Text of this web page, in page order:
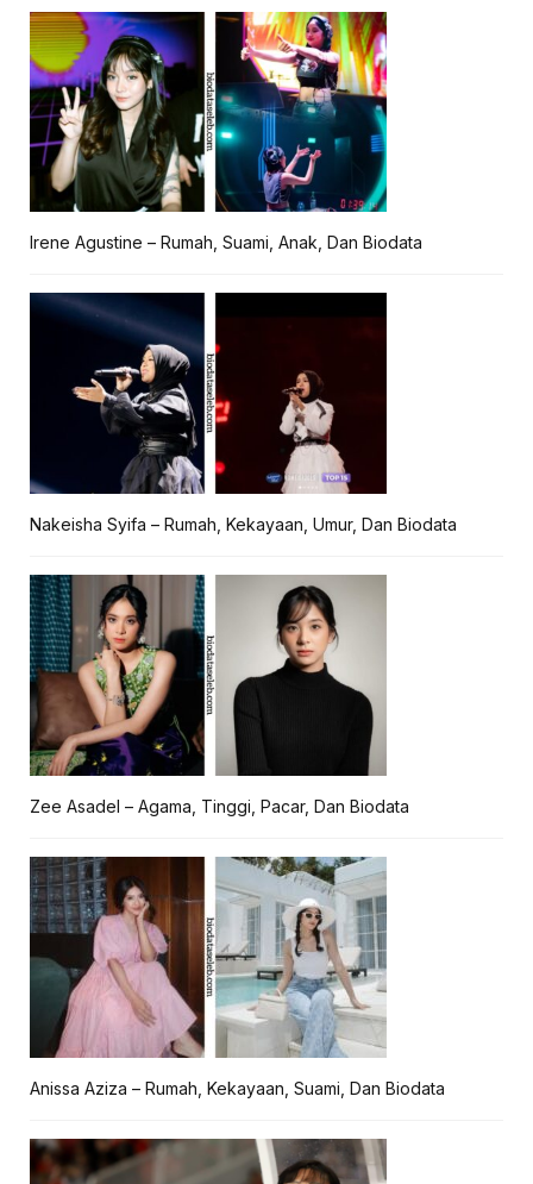
Irene Agustine – Rumah, Suami, Anak, Dan Biodata
Nakeisha Syifa – Rumah, Kekayaan, Umur, Dan Biodata
Zee Asadel – Agama, Tinggi, Pacar, Dan Biodata
Anissa Aziza – Rumah, Kekayaan, Suami, Dan Biodata